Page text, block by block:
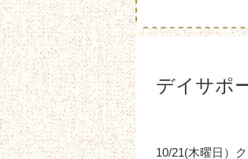
デイサポ
10/21(木曜日）